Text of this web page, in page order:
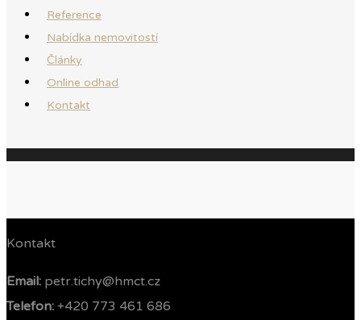
Reference
Nabídka nemovitostí
Články
Online odhad
Kontakt
Kontakt
Email: petr.tichy@hmct.cz
Telefon: ‭ +420 773 461 686‬